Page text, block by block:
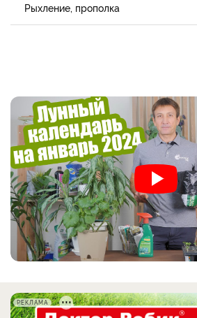
Рыхление, прополка
РЕКЛАМА